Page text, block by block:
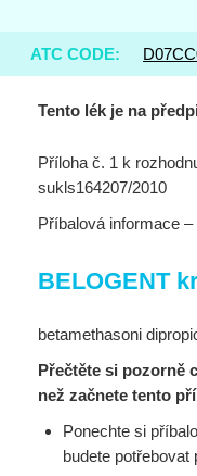
ATC CODE:
Tento lék je na
Příloha č. 1 k
sukls164207/2010
Příbalová informace
BELOGENT
betamethasoni
Přečtěte si pozorně
než začnete tento
Ponechte si
budete potřebovat